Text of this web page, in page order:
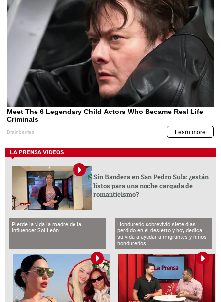
LA PRENSA VIDEOS
Sin Bandera en San Pedro Sula: ¿están
listos para una noche cargada de
romanticismo?
Pierde la vida la madre de la
influencer Sol León
Hondureño sobrevivió siete días
perdido en el desierto y hoy dedica
su vida a ayudar a migrantes y niños
hondureños